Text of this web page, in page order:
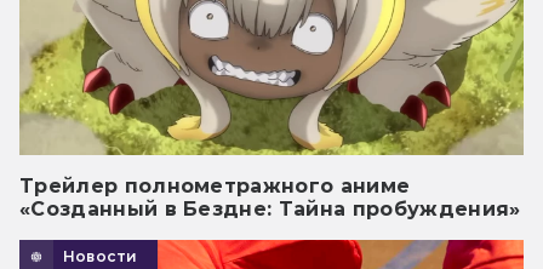
Трейлер полнометражного аниме
«Созданный в Бездне: Тайна пробуждения»
Новости